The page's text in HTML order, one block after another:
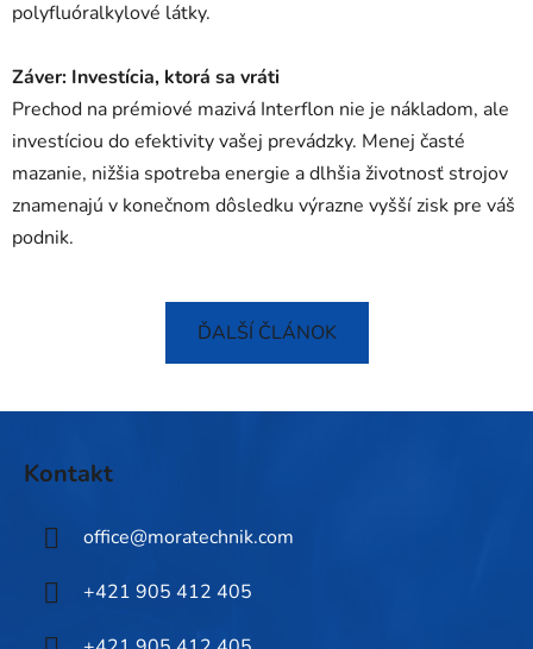
polyfluóralkylové látky.
Záver: Investícia, ktorá sa vráti
Prechod na prémiové mazivá Interflon nie je nákladom, ale
investíciou do efektivity vašej prevádzky. Menej časté
mazanie, nižšia spotreba energie a dlhšia životnosť strojov
znamenajú v konečnom dôsledku výrazne vyšší zisk pre váš
podnik.
ĎALŠÍ ČLÁNOK
Kontakt
office@moratechnik.com
+421 905 412 405